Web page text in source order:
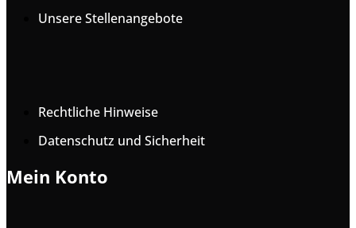
Unsere Stellenangebote
Rechtliche Hinweise
Datenschutz und Sicherheit
Mein Konto